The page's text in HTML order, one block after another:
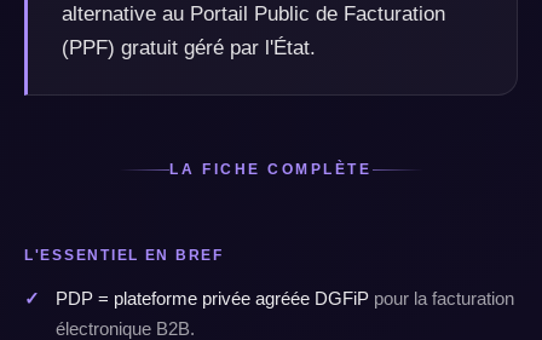
alternative au Portail Public de Facturation
(PPF) gratuit géré par l'État.
LA FICHE COMPLÈTE
L'ESSENTIEL EN BREF
PDP = plateforme privée agréée DGFiP pour la facturation
électronique B2B.